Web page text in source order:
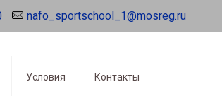
nafo_sportschool_1@mosreg.ru
Условия Контакты